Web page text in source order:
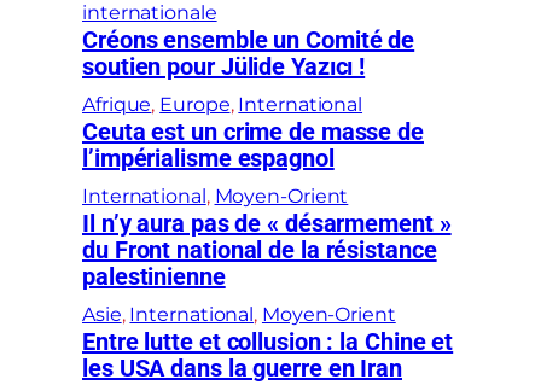
internationale
Créons ensemble un Comité de
soutien pour Jülide Yazıcı !
Afrique, Europe, International
Ceuta est un crime de masse de
l’impérialisme espagnol
International , Moyen-Orient
Il n’y aura pas de « désarmement »
du Front national de la résistance
palestinienne
Asie, International , Moyen-Orient
Entre lutte et collusion : la Chine et
les USA dans la guerre en Iran